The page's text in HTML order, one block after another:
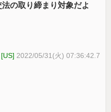
の取り締まり対象だよ
2022/05/31(火) 07:36:42.7